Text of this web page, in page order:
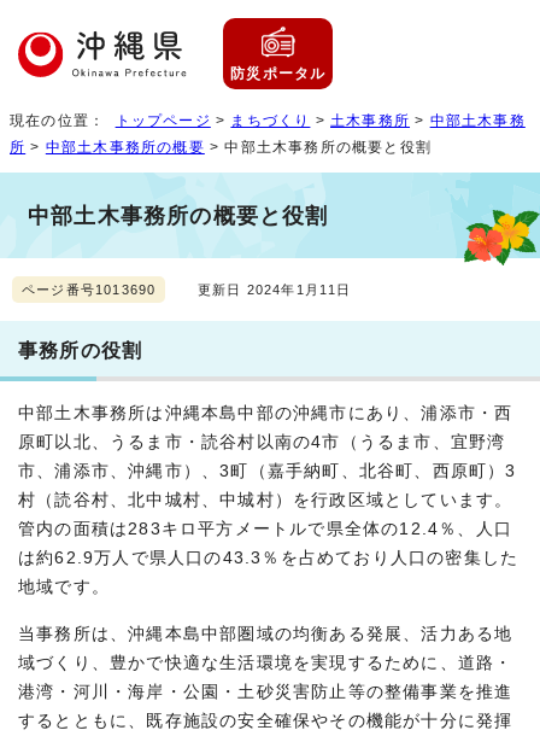
防災ポータル
現在の位置： トップページ > まちづくり >土木事務所 > 中部土木事務
所 > 中部土木事務所の概要 > 中部土木事務所の概要と役割
中部土木事務所の概要と役割
ページ番号1013690 更新日 2024年1月11日
事務所の役割
中部土木事務所は沖縄本島中部の沖縄市にあり、浦添市・西
原町以北、うるま市・読谷村以南の4市（うるま市、宜野湾
市、浦添市、沖縄市）、3町（嘉手納町、北谷町、西原町）3
村（読谷村、北中城村、中城村）を行政区域としています。
管内の面積は283キロ平方メートルで県全体の12.4％、人口
は約62.9万人で県人口の43.3％を占めており人口の密集した
地域です。
当事務所は、沖縄本島中部圏域の均衡ある発展、活力ある地
域づくり、豊かで快適な生活環境を実現するために、道路・
港湾・河川・海岸・公園・土砂災害防止等の整備事業を推進
するとともに、既存施設の安全確保やその機能が十分に発揮